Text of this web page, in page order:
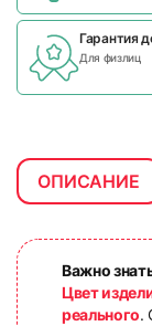
Гарантия
Для физлиц
ОПИСАНИЕ
Важно
Цвет
реального.